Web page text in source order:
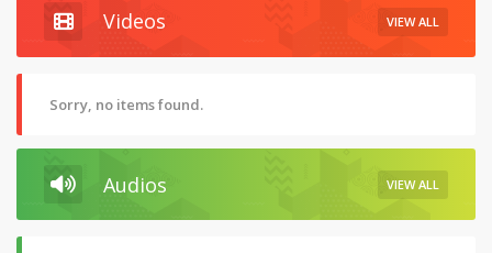
Videos VIEW ALL
Sorry, no items found.
Audios VIEW ALL